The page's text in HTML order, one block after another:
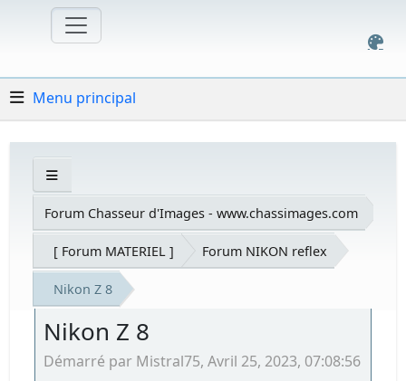
Menu principal
Forum Chasseur d'Images - www.chassimages.com
[ Forum MATERIEL ] Forum NIKON reflex
Nikon Z 8
Nikon Z 8
Démarré par Mistral75, Avril 25, 2023, 07:08:56